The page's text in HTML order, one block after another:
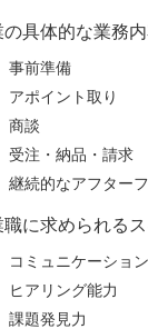
の具体的な業務
事前準備
アポイント取り
商談
受注・納品・請求
継続的なアフター
職に求められる
コミュニケーショ
ヒアリング能力
課題発見力